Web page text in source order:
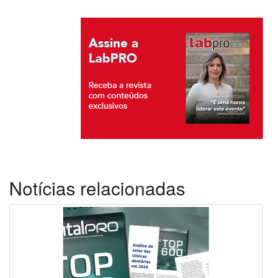
Notícias relacionadas